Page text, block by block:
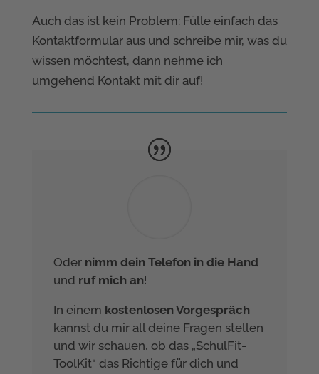
Auch das ist kein Problem: Fülle einfach das
Kontaktformular aus und schreibe mir, was du
wissen möchtest, dann nehme ich
umgehend Kontakt mit dir auf!
Oder nimm dein Telefon in die Hand
und ruf mich an!
In einem kostenlosen Vorgespräch
kannst du mir all deine Fragen stellen
und wir schauen, ob das „SchulFit-
ToolKit“ das Richtige für dich und